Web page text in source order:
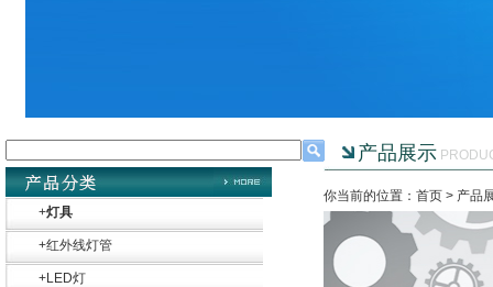
+灯具
+红外线灯管
+LED灯
产品展示
你当前的位置：首页 > 产品